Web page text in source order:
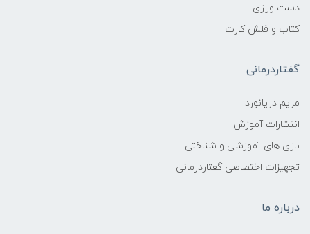
دست ورزی
کتاب و فلش کارت
گفتاردرمانی
مریم دریانورد
انتشارات آموزش
بازی های آموزشی و شناختی
تجهیزات اختصاصی گفتاردرمانی
درباره ما